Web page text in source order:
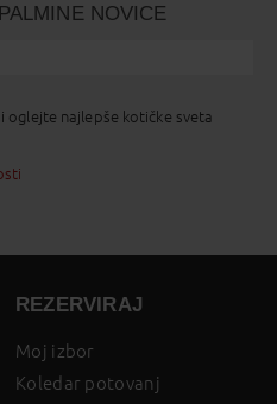
NOVICE
oglejte najlepše kotičke sveta
REZERVIRAJ
Moj izbor
Koledar potovanj